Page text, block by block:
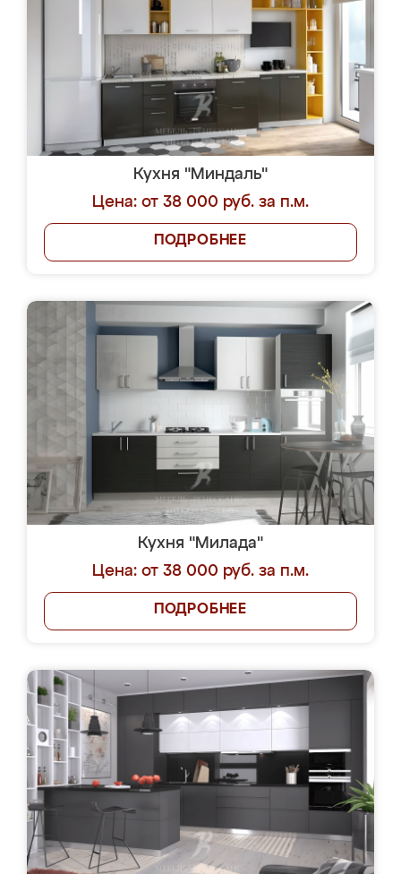
Кухня "Миндаль"
Цена: от 38 000 руб. за п.м.
ПОДРОБНЕЕ
Кухня "Милада"
Цена: от 38 000 руб. за п.м.
ПОДРОБНЕЕ